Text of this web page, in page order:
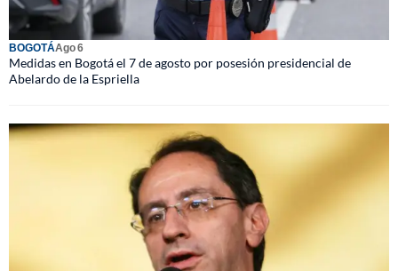
BOGOTÁAgo 6
Medidas en Bogotá el 7 de agosto por posesión presidencial de
Abelardo de la Espriella